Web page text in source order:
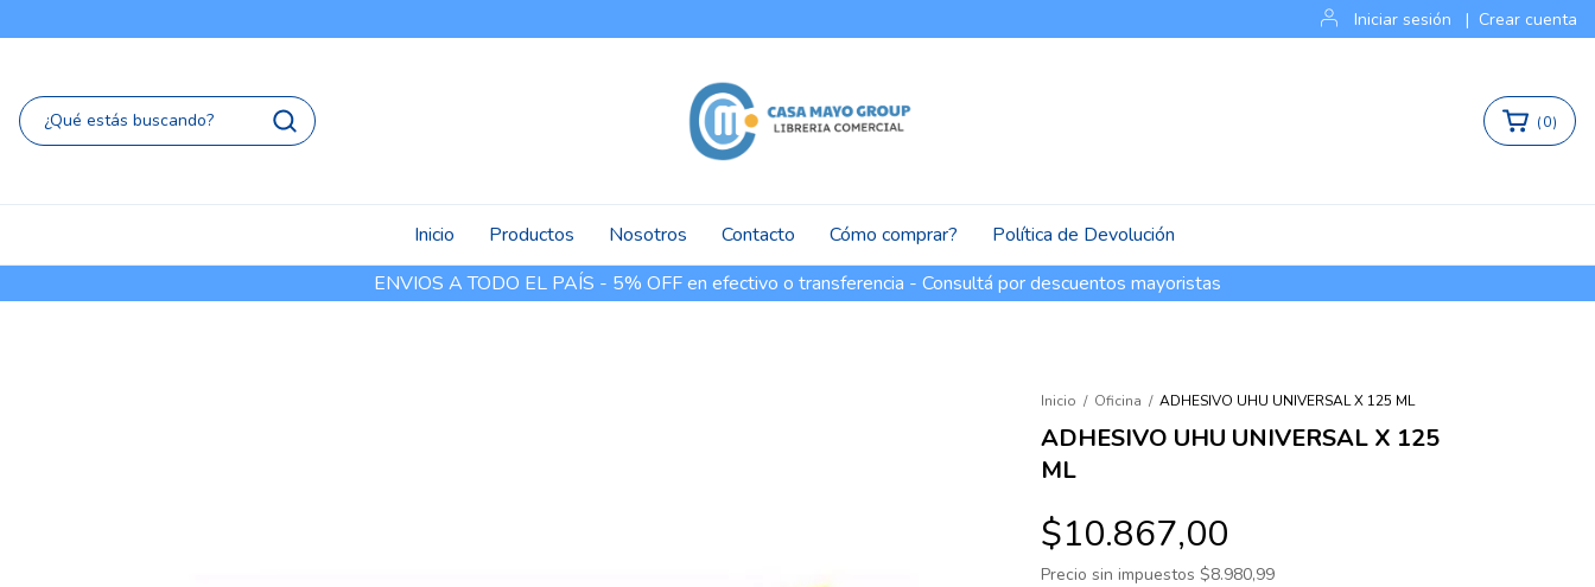
Iniciar sesión | Crear cuenta
ENVIOS A TODO EL PAÍS - 5% OFF en efectivo o transferencia - Consultá por descuentos mayoristas
(0)
Inicio Productos Nosotros Contacto Cómo comprar? Política de Devolución
Inicio / Oficina / ADHESIVO UHU UNIVERSAL X 125 ML
ADHESIVO UHU UNIVERSAL X 125
ML
$10.867,00
Precio sin impuestos $8.980,99